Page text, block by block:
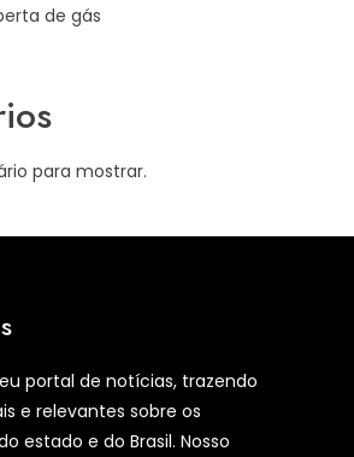
de gás
para mostrar.
portal de notícias, trazendo
e relevantes sobre os
estado e do Brasil. Nosso